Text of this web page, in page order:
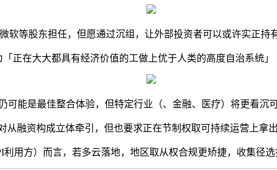
等股东担任，但愿通过沉组，让外部投资者可以或许实正持
在大大都具有经济价值的工做上优于人类的高度自治系统」
能是最佳整合体验，但特定行业（、金融、医疗）将更看沉可
融资构成立体牵引，但也要求正在节制权取可持续运营上拿
方）而言，若多云落地，地区取从权合规更矫捷，收集径选